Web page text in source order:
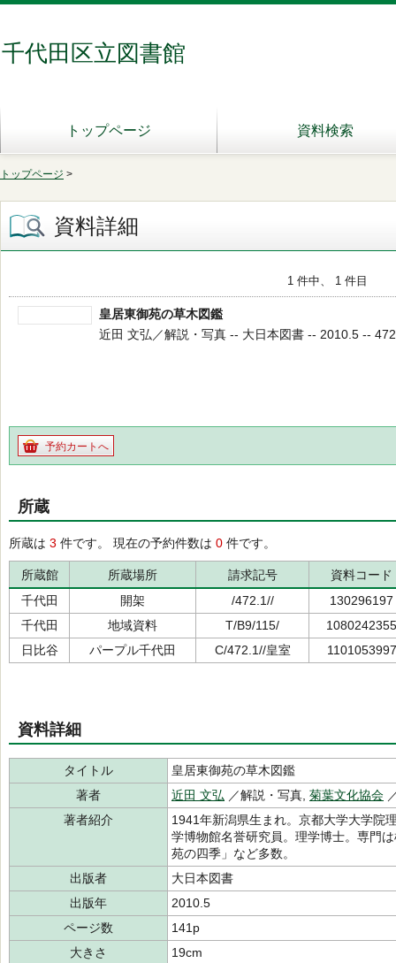
千代田区立図書館
トップページ 資料検索
トップページ >
資料詳細
1 件中、 1 件目
皇居東御苑の草木図鑑
近田 文弘／解説・写真 -- 大日本図書 -- 2010.5 --
予約カートへ
所蔵
所蔵は 3 件です。 現在の予約件数は 0 件です。
所蔵館 所蔵場所 請求記号
資料コード
千代田
開架 /472.1//
130296197
千代田
地域資料 T/B9/115/
1080242355
日比谷
パープル千代田 C/472.1//皇室 1101053997
資料詳細
タイトル
皇居東御苑の草木図鑑
著者
近田 文弘 ／解説・写真, 菊葉文化協会
著者紹介
1941年新潟県生まれ。京都大学大学院
学博物館名誉研究員。理学博士。専門
苑の四季」など多数。
出版者
大日本図書
出版年
2010.5
ページ数
141p
大きさ
19cm